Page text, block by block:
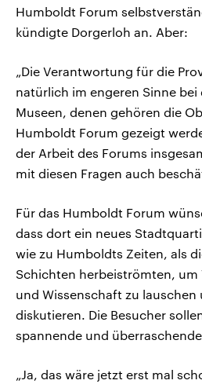
Humboldt Forum
kündigte Dorgerloh an. Aber:
„Die Verantwortung für die
natürlich im engeren Sinne bei
Museen, denen gehören die
Humboldt Forum gezeigt
der Arbeit des Forums
mit diesen Fragen auch
Für das Humboldt Forum
dass dort ein neues
wie zu Humboldts Zeiten, als
Schichten herbeiströmten, um
und Wissenschaft zu lauschen
diskutieren. Die Besucher
spannende und
„Ja, das wäre jetzt erst mal